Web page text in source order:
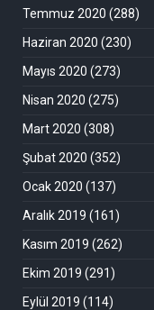
Temmuz 2020 (288)
Haziran 2020 (230)
Mayıs 2020 (273)
Nisan 2020 (275)
Mart 2020 (308)
Şubat 2020 (352)
Ocak 2020 (137)
Aralık 2019 (161)
Kasım 2019 (262)
Ekim 2019 (291)
Eylül 2019 (114)